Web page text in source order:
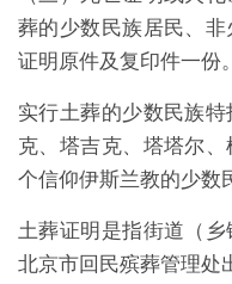
葬的少数民族居民、
证明原件及复印件一份。
实行土葬的少数民族
克、塔吉克、塔塔尔
个信仰伊斯兰教的少数
土葬证明是指街道（
北京市回民殡葬管理处